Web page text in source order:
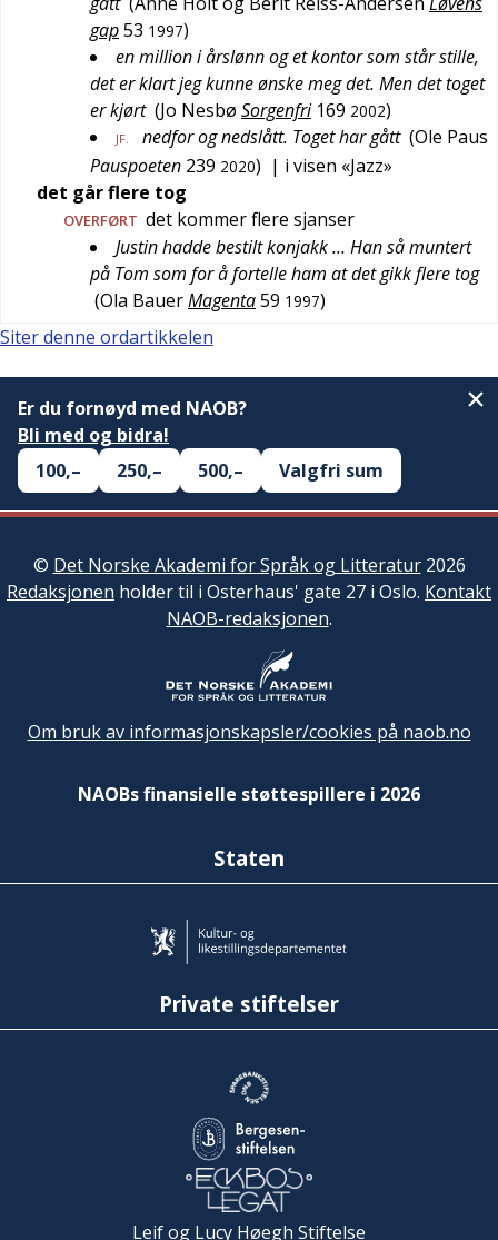
gap53 1997)
en million i årslønn og et kontor som står stille,
det er klart jeg kunne ønske meg det. Men det toget
er kjørt (Jo Nesbø Sorgenfri 169 2002)
JF. nedfor og nedslått. Toget har gått (Ole Paus
Pauspoeten 239 2020) | i visen «Jazz»
det går flere tog
OVERFØRT det kommer flere sjanser
Justin hadde bestilt konjakk … Han så muntert
på Tom som for å fortelle ham at det gikk flere tog
(Ola BauerMagenta59 1997)
Siter denne ordartikkelen
Er du fornøyd med NAOB?
Bli med og bidra!
100,–
250,– 500,– Valgfri sum
© Det Norske Akademi for Språk og Litteratur2026
Redaksjonen holder til i Osterhaus' gate 27 i Oslo. Kontakt
NAOB-redaksjonen.
Om bruk av informasjonskapsler/cookies på naob.no
NAOBs finansielle støttespillere i 2026
Staten
Private stiftelser
Leif og Lucy Høegh Stiftelse